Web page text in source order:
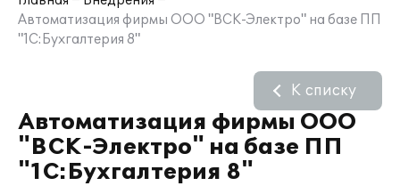
Автоматизация фирмы ООО "ВСК-Электро" на базе ПП
"1С:Бухгалтерия 8"
Автоматизация фирмы ООО
"ВСК-Электро" на базе ПП
"1С:Бухгалтерия 8"
К списку